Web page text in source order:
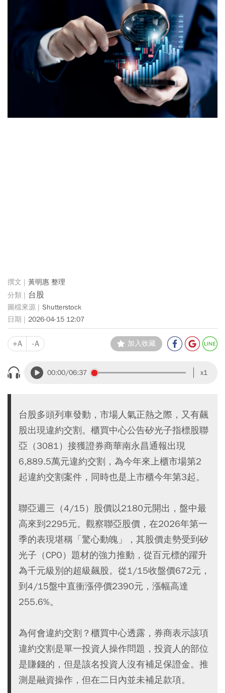
黃明惠 整理
台股
Shutterstock
2026-04-15 12:07
+A -A 加入收藏
00:00/06:37 x1
台股多頭列車發動，市場人氣正熱之際，又有飆
股出現違約交割。櫃買中心公告矽光子指標股聯
亞（3081）接獲證券商華南永昌通報出現
6,889.5萬元違約交割，為今年來上櫃市場第2
起違約交割案件，同時也是上市櫃今年第3起。
聯亞週三（4/15）股價以2180元開出，盤中最
高來到2295元。觀察聯亞股價，在2026年第一
季的表現堪稱「驚心動魄」，其股價走勢受到矽
光子（CPO）題材的強力推動，從百元標的躍升
為千元級別的超級飆股。從1/15收盤價672元，
到4/15盤中直衝漲停價2390元，漲幅高達
255.6%。
為何會違約交割？櫃買中心透露，券商表示該項
違約交割是單一投資人操作問題，投資人的部位
是賺錢的，但是該名投資人沒有補足保證金。推
測是融資操作，但在二日內並未補足款項。